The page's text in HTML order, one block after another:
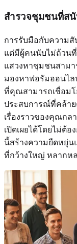
สำรวจชุมชนที่ส
การรับมือกับความสั
แต่มีผู้คนนับไม่ถ้วน
แสวงหาชุมชนสามา
มองหาฟอรัมออนไล
ที่คุณสามารถเชื่อม
ประสบการณ์ที่คล้าย
เรื่องราวของคุณกล
เปิดเผยได้โดยไม่ต้
นี้สร้างความยืดหยุ่
ที่กว้างใหญ่ หลากห